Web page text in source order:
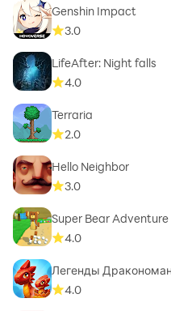
Genshin Impact
3.0
LifeAfter: Night falls
4.0
Terraria
2.0
Hello Neighbor
3.0
Super Bear Adventure
4.0
Легенды
4.0